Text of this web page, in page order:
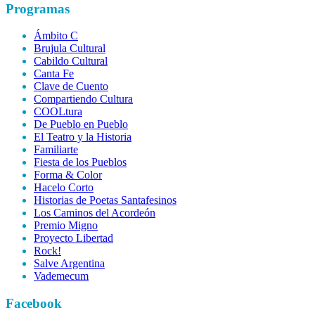
Programas
Ámbito C
Brujula Cultural
Cabildo Cultural
Canta Fe
Clave de Cuento
Compartiendo Cultura
COOLtura
De Pueblo en Pueblo
El Teatro y la Historia
Familiarte
Fiesta de los Pueblos
Forma & Color
Hacelo Corto
Historias de Poetas Santafesinos
Los Caminos del Acordeón
Premio Migno
Proyecto Libertad
Rock!
Salve Argentina
Vademecum
Facebook